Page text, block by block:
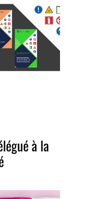
à la